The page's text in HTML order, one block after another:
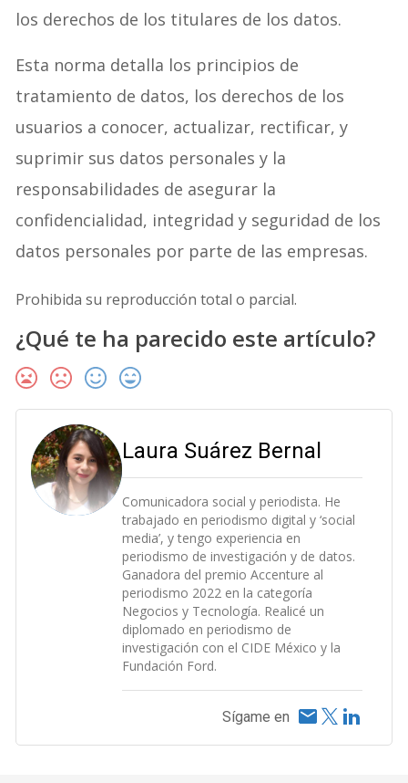
los derechos de los titulares de los datos.
Esta norma detalla los principios de
tratamiento de datos, los derechos de los
usuarios a conocer, actualizar, rectificar, y
suprimir sus datos personales y la
responsabilidades de asegurar la
confidencialidad, integridad y seguridad de los
datos personales por parte de las empresas.
Prohibida su reproducción total o parcial.
¿Qué te ha parecido este artículo?
Laura Suárez Bernal
Comunicadora social y periodista. He
trabajado en periodismo digital y ‘social
media’, y tengo experiencia en
periodismo de investigación y de datos.
Ganadora del premio Accenture al
periodismo 2022 en la categoría
Negocios y Tecnología. Realicé un
diplomado en periodismo de
investigación con el CIDE México y la
Fundación Ford.
Sígame en